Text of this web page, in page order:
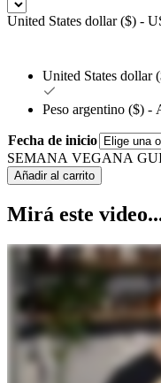
United States dollar ($) -
United States dollar
Peso argentino ($) -
Fecha de inicio
SEMANA VEGANA
Añadir al carrito
Mirá este